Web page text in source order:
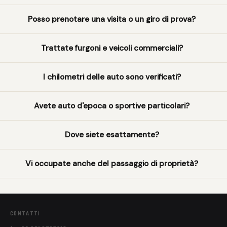
Posso prenotare una visita o un giro di prova?
Trattate furgoni e veicoli commerciali?
I chilometri delle auto sono verificati?
Avete auto d'epoca o sportive particolari?
Dove siete esattamente?
Vi occupate anche del passaggio di proprietà?
CONTATTI